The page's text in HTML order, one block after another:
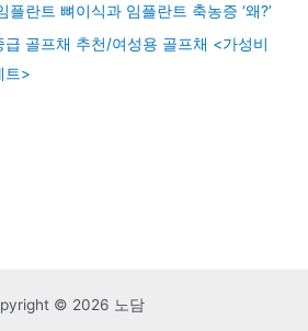
란트 뼈이식과 임플란트 축농증 ‘왜?’
골프채 추천/여성용 골프채 <가성비
트>
© 2026 노담